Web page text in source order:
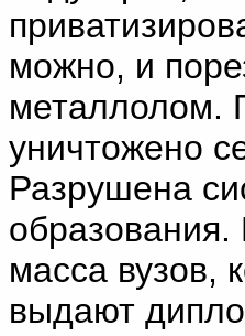
можно, и
металлолом.
уничтожено
Разрушена
масса вузов,
выдают